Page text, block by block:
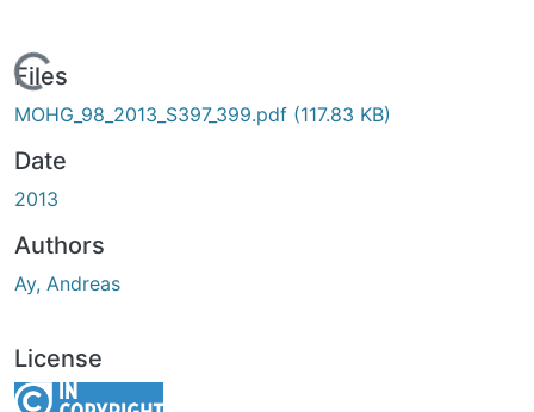
Loading...
Files
MOHG_98_2013_S397_399.pdf (117.83 KB)
Date
2013
Authors
Ay, Andreas
License